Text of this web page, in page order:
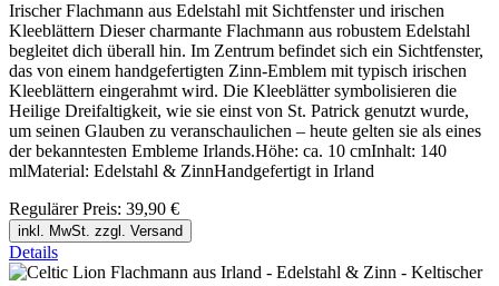
Irischer Flachmann aus Edelstahl mit Sichtfenster und irischen
Kleeblättern Dieser charmante Flachmann aus robustem Edelstahl
begleitet dich überall hin. Im Zentrum befindet sich ein Sichtfenster,
das von einem handgefertigten Zinn-Emblem mit typisch irischen
Kleeblättern eingerahmt wird. Die Kleeblätter symbolisieren die
Heilige Dreifaltigkeit, wie sie einst von St. Patrick genutzt wurde,
um seinen Glauben zu veranschaulichen – heute gelten sie als eines
der bekanntesten Embleme Irlands.Höhe: ca. 10 cmInhalt: 140
mlMaterial: Edelstahl & ZinnHandgefertigt in Irland
Regulärer Preis: 39,90 €
inkl. MwSt. zzgl. Versand
Details